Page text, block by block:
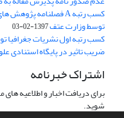
توسط وزارت عتف1397-02-03
کسب رتبه اول نشریات جغرافیا
ضریب تاثیر در پایگاه استنادی
اشتراک خبرنامه
برای دریافت اخبار و اطلاعیه
شوید.